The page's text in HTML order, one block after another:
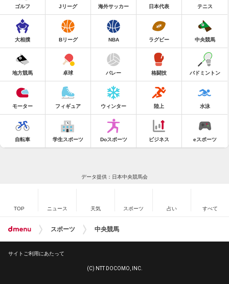
ゴルフ Jリーグ 海外サッカー 日本代表 テニス
大相撲 Bリーグ NBA ラグビー 中央競馬
地方競馬 卓球 バレー 格闘技 バドミントン
モーター フィギュア ウィンター 陸上 水泳
自転車 学生スポーツ Doスポーツ ビジネス eスポーツ
データ提供：日本中央競馬会
TOP ニュース 天気 スポーツ 占い すべて
スポーツ 中央競馬
サイトご利用にあたって
(C) NTT DOCOMO, INC.